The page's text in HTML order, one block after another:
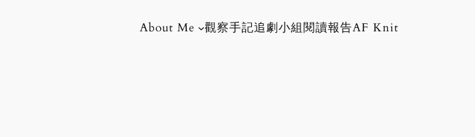
About Me 觀察手記追劇小組閱讀報告AF Knit